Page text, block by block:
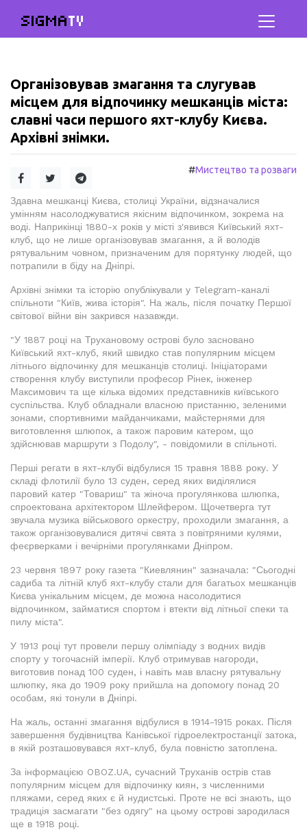
SIGMATV
Організовував змагання та слугував
місцем для відпочинку мешканців міста:
славні часи першого яхт-клубу Києва.
Архівні знімки.
#Мистецтво та розваги
Здавна мешканці Києва, столиці України, відзначалися
умінням насолоджуватися якісним відпочинком, зокрема на
воді. Наприкінці 1880-х років у місті з'явився Київський яхт-
клуб, що не лише організовував змагання, а й володів
рятувальним човном, призначеним для порятунку людей, що
потрапили в біду на Дніпрі.
Архівні знімки та історію опублікували у Telegram-каналі
спільноти "Київ, жива історія". На жаль, після початку Першої
світової війни він закрився назавжди.
"У 1887 році на Трухановому острові було засновано
Київський яхт-клуб, який швидко став популярним місцем
літнього відпочинку для мешканців столиці. Ініціаторами
створення клубу виступили професор Рінек, інженер
Максимович та ще кілька відомих представників київського
суспільства. Клуб обладнали власною пристанню, зеленими
зонами, спортивними майданчиками, майстернями для
виготовлення шлюпок, а також паровим катером, що
здійснював маршрути з Подолу", - повідомили в спільноті.
Перші регати в яхт-клубі відбулися 15 травня 1888 року. У
складі флотилії було 13 суден, серед яких виділялися
паровий катер "Товариш" та жіноча прогулянкова шлюпка,
спроектована архітектором Шлейфером. Щочетверга тут
звучала музика військового оркестру, проходили змагання, а
також організовувалися дитячі свята з повітряними кулями,
феєрверками і вечірніми прогулянками Дніпром.
23 червня 1897 року газета "Киевлянин" зазначала: "Сьогодні
садиба та літній клуб яхт-клубу стали для багатьох мешканців
Києва унікальним місцем, де можна насолодитися
відпочинком, займатися спортом і втекти від літньої спеки та
пилу міста".
У 1913 році тут провели першу олімпіаду з водних видів
спорту у тогочасній імперії. Клуб отримував нагороди,
виготовив понад 100 суден, і навіть мав власну рятувальну
шлюпку, яка до 1909 року прийшла на допомогу понад 20
особам, які тонули в Дніпрі.
На жаль, останні змагання відбулися в 1914-1915 роках. Після
завершення будівництва Канівської гідроелектростанції затока,
в якій розташовувався яхт-клуб, була повністю затоплена.
За інформацією OBOZ.UA, сучасний Труханів острів став
популярним місцем для відпочинку киян, з численними
пляжами, серед яких є й нудистські. Проте не всі знають, що
традиція засмагати "без одягу" на цьому острові зародилася
ще в 1918 році.